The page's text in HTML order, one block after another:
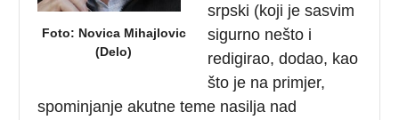
Foto: Novica Mihajlovic
(Delo)
srpski (koji je sasvim
sigurno nešto i
redigirao, dodao, kao
što je na primjer,
spominjanje akutne teme nasilja nad